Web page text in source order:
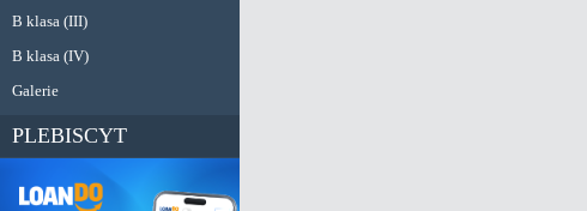
B klasa (III)
B klasa (IV)
Galerie
PLEBISCYT